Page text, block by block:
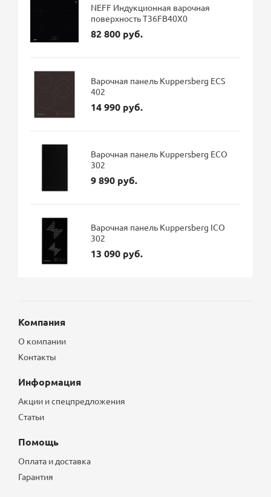
NEFF Индукционная варочная
поверхность T36FB40X0
82 800 руб.
Варочная панель Kuppersberg ECS
402
14 990 руб.
Варочная панель Kuppersberg ECO
302
9 890 руб.
Варочная панель Kuppersberg ICO
302
13 090 руб.
Компания
О компании
Контакты
Информация
Акции и спецпредложения
Статьи
Помощь
Оплата и доставка
Гарантия